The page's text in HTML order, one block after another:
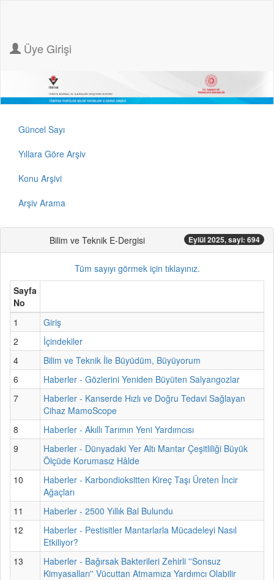
Üye Girişi
Güncel Sayı
Yıllara Göre Arşiv
Konu Arşivi
Arşiv Arama
Bilim ve Teknik E-Dergisi Eylül 2025, sayi: 694
Tüm sayıyı görmek için tıklayınız.
Sayfa
No
1
Giriş
2
İçindekiler
4
Bilim ve Teknik İle Büyüdüm, Büyüyorum
6
Haberler - Gözlerini Yeniden Büyüten Salyangozlar
7
Haberler - Kanserde Hızlı ve Doğru Tedavi Sağlayan
Cihaz MamoScope
8
Haberler - Akıllı Tarımın Yeni Yardımcısı
9
Haberler - Dünyadaki Yer Altı Mantar Çeşitliliği Büyük
Ölçüde Korumasız Hâlde
10
Haberler - Karbondioksitten Kireç Taşı Üreten İncir
Ağaçları
11
Haberler - 2500 Yıllık Bal Bulundu
12
Haberler - Pestisitler Mantarlarla Mücadeleyi Nasıl
Etkiliyor?
13
Haberler - Bağırsak Bakterileri Zehirli ''Sonsuz
Kimyasalları'' Vücuttan Atmamıza Yardımcı Olabilir